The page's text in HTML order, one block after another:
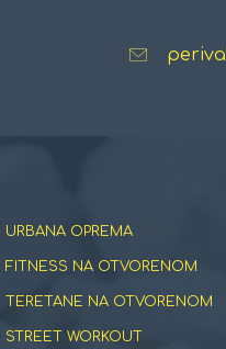
URBANA OPREMA
FITNESS NA OTVORENOM
TERETANE NA OTVORENOM
STREET WORKOUT